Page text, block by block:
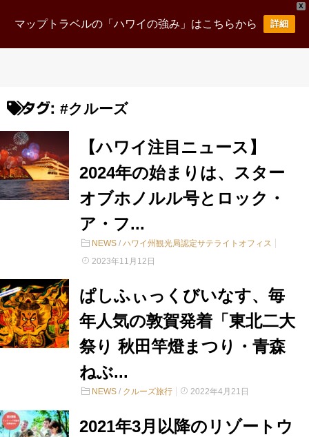
X
マップトラベルの「ハワイの強み」はこちらから 詳細
タグ: #クルーズ
【ハワイ注目ニュース】
2024年の始まりは、スター
オブホノルル号とロック・
ア・フ...
NEWS / ハワイ州観光局認定サテライトオフィス
2023年11月12日
ぱしふぃっくびいなす、毎
年人気の敦賀発着「東北二大
祭り 秋田竿燈まつり・青森
ねぶ...
NEWS / クルーズ旅行 2022年4月21日
2021年3月以降のリゾートウ